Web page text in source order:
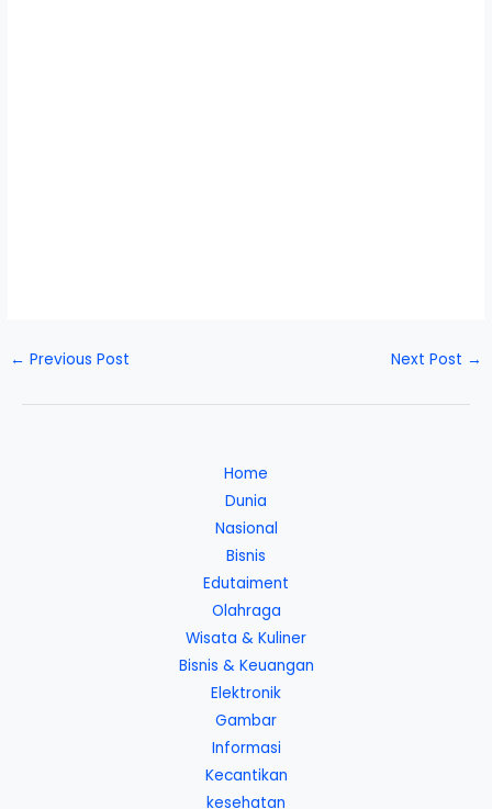
← Previous Post Next Post →
Home
Dunia
Nasional
Bisnis
Edutaiment
Olahraga
Wisata & Kuliner
Bisnis & Keuangan
Elektronik
Gambar
Informasi
Kecantikan
kesehatan